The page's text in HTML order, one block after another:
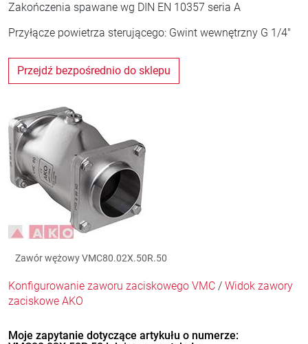
Zakończenia spawane wg DIN EN 10357 seria A
Przyłącze powietrza sterującego: Gwint wewnętrzny G 1/4"
Przejdź bezpośrednio do sklepu
Zawór wężowy VMC80.02X.50R.50
Konfigurowanie zaworu zaciskowego VMC / Widok zawory
zaciskowe AKO
Moje zapytanie dotyczące artykułu o numerze: